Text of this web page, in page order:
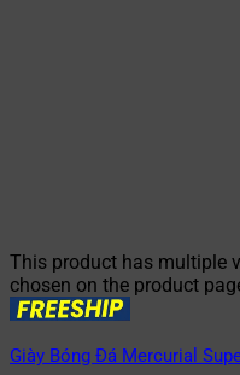
This product has multiple
chosen on the product
Giày Bóng Đá Mercurial